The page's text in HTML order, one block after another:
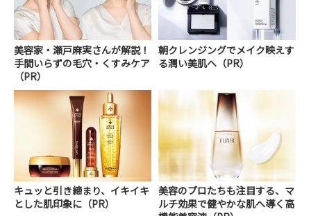
美容家・瀬戸麻実さんが解説！
手間いらずの毛穴・くすみケア
（PR）
朝クレンジングでメイク映えす
る潤い美肌へ（PR）
キュッと引き締まり、イキイキ
とした肌印象に（PR）
美容のプロたちも注目する、マ
ルチ効果で健やかな肌へ導く高